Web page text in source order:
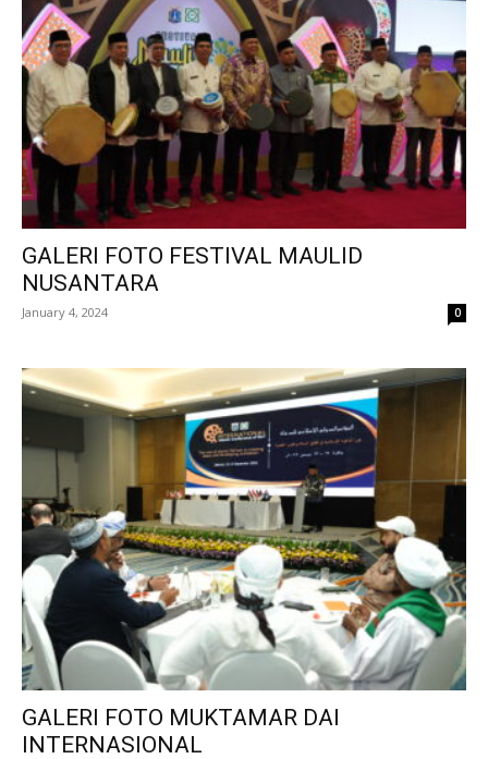
GALERI FOTO FESTIVAL MAULID
NUSANTARA
January 4, 2024 0
GALERI FOTO MUKTAMAR DAI
INTERNASIONAL